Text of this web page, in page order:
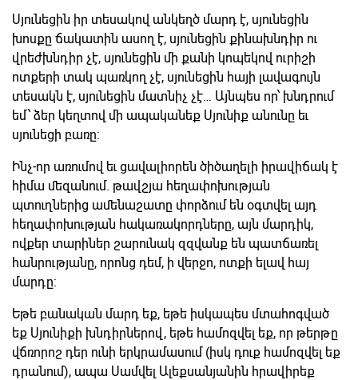
Սյունեցին իր տեսակով անկեղծ մարդ է, սյունեցին
խոսքը ճակատին ասող է, սյունեցին քինախնդիր ու
վրեժխնդիր չէ, սյունեցին մի քանի կոպեկով ուրիշի
ոտքերի տակ պառկող չէ, սյունեցին հայի լավագույն
տեսակն է, սյունեցին մատնիչ չէ… Այնպես որ՝ խնդրում
եմ՝ ձեր կեղտով մի ապականեք Սյունիք անունը եւ
սյունեցի բառը:
Ինչ-որ առումով եւ ցավալիորեն ծիծաղելի իրավիճակ է
հիմա մեզանում. թավշյա հեղափոխության
պտուղներից ամենաշատը փորձում են օգտվել այդ
հեղափոխության հակառակորդները, այն մարդիկ,
ովքեր տարիներ շարունակ զզվանք են պատճառել
հանրությանը, որոնց դեմ, ի վերջո, ոտքի ելավ հայ
մարդը:
Եթե բանական մարդ եք, եթե իսկապես մտահոգված
եք Սյունիքի խնդիրներով, եթե համոզվել եք, որ թերթը
վճռորոշ դեր ունի երկրամասում (իսկ դուք համոզվել եք
դրանում), ապա Սամվել Ալեքսանյանին հրավիրեք